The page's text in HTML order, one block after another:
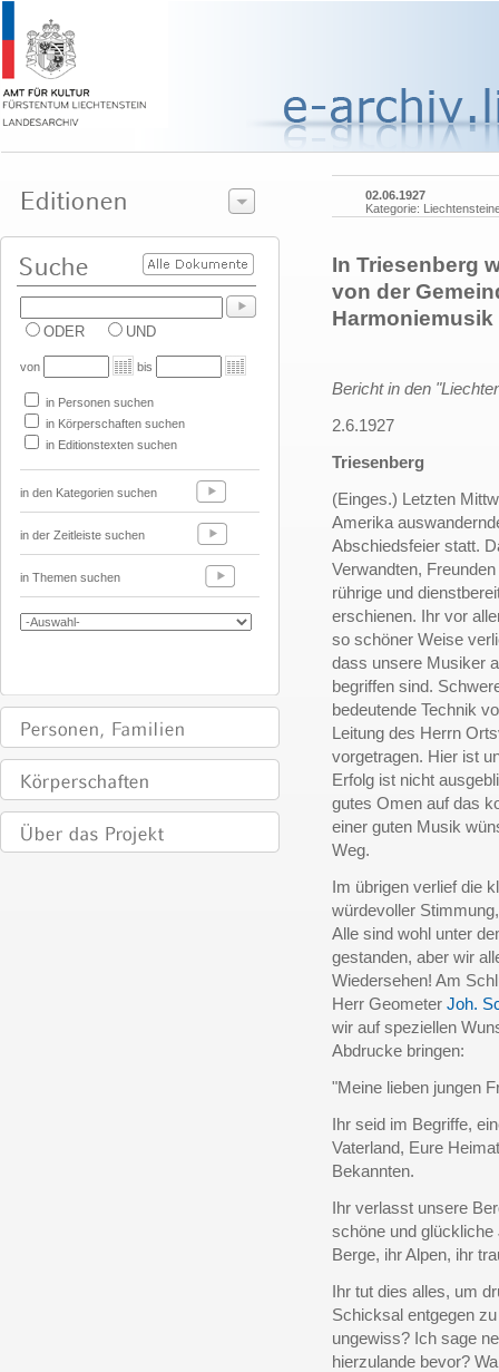
ODER UND
von bis
in Personen suchen
in Körperschaften suchen
in Editionstexten suchen
in den Kategorien suchen
in der Zeitleiste suchen
in Themen suchen
02.06.1927
Kategorie:
In Triesenberg
von der
Bericht in den
2.6.1927
Triesenberg
(Einges.) Letzten
Amerika
Abschiedsfeier statt.
Verwandten,
rührige und
erschienen. Ihr vor
so schöner Weise
dass unsere Musiker
begriffen sind.
bedeutende Technik
Leitung des Herrn
vorgetragen. Hier ist
Erfolg ist nicht
gutes Omen auf das
einer guten Musik
Weg.
Im übrigen verlief die
würdevoller
Alle sind wohl unter
gestanden, aber wir
Wiedersehen! Am
Herr Geometer Joh.
wir auf speziellen
Abdrucke bringen:
"Meine lieben jungen
Ihr seid im Begriffe,
Vaterland, Eure
Bekannten.
Ihr verlasst unsere
schöne und glückliche
Berge, ihr Alpen, ihr
Ihr tut dies alles, um
Schicksal entgegen
ungewiss? Ich sage
hierzulande bevor?